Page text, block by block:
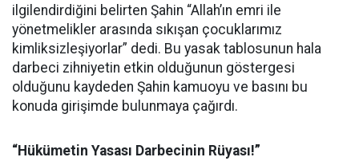
ilgilendirdiğini belirten Şahin “Allah’ın emri ile
yönetmelikler arasında sıkışan çocuklarımız
kimliksizleşiyorlar” dedi. Bu yasak tablosunun hala
darbeci zihniyetin etkin olduğunun göstergesi
olduğunu kaydeden Şahin kamuoyu ve basını bu
konuda girişimde bulunmaya çağırdı.
“Hükümetin Yasası Darbecinin Rüyası!”